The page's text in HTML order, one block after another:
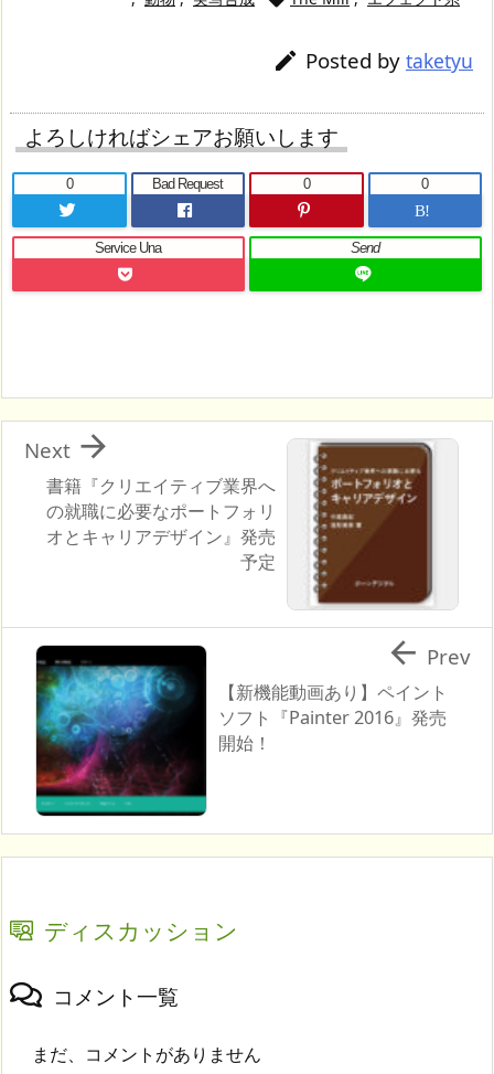
 Posted by taketyu
よろしければシェアお願いします
0 Bad Request
0
B!
0
Service Una Send
書籍『クリエイティブ業界へ
の就職に必要なポートフォリ
オとキャリアデザイン』発売
予定

Next
【新機能動画あり】ペイント
ソフト『Painter 2016』発売
開始！
 Prev
ディスカッション
コメント一覧
まだ、コメントがありません